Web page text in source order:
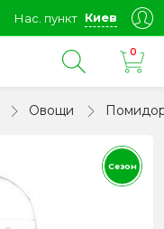
Нас. пункт Киев
0
Овощи
Сезон